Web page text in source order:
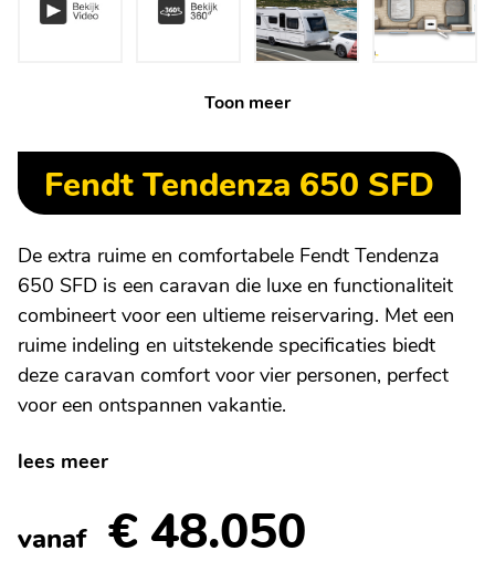
Toon meer
Fendt Tendenza 650 SFD
De extra ruime en comfortabele Fendt Tendenza
650 SFD is een caravan die luxe en functionaliteit
combineert voor een ultieme reiservaring. Met een
ruime indeling en uitstekende specificaties biedt
deze caravan comfort voor vier personen, perfect
voor een ontspannen vakantie.
lees meer
vanaf € 48.050